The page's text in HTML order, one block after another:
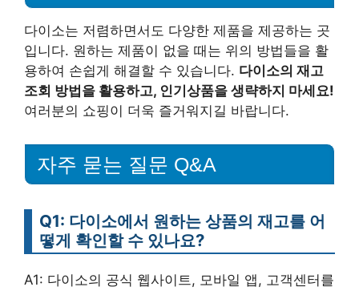
다이소는 저렴하면서도 다양한 제품을 제공하는 곳
입니다. 원하는 제품이 없을 때는 위의 방법들을 활
용하여 손쉽게 해결할 수 있습니다. 다이소의 재고
조회 방법을 활용하고, 인기상품을 생략하지 마세요!
여러분의 쇼핑이 더욱 즐거워지길 바랍니다.
자주 묻는 질문 Q&A
Q1: 다이소에서 원하는 상품의 재고를 어
떻게 확인할 수 있나요?
A1: 다이소의 공식 웹사이트, 모바일 앱, 고객센터를